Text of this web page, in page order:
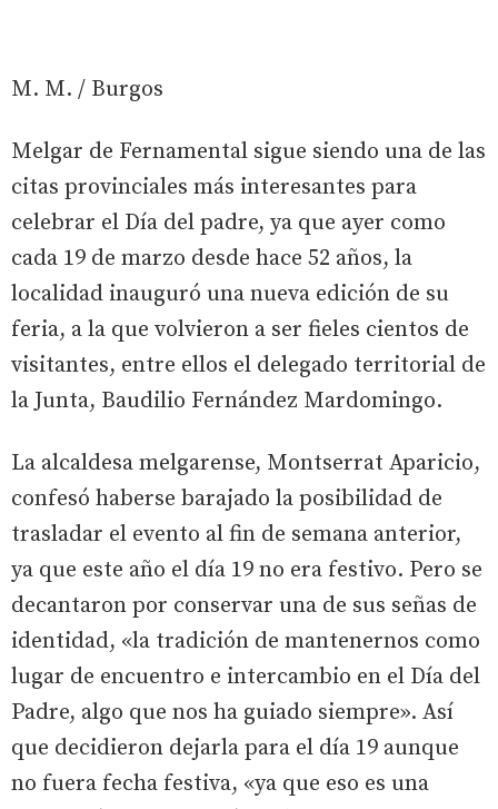
M. M. / Burgos
Melgar de Fernamental sigue siendo una de las
citas provinciales más interesantes para
celebrar el Día del padre, ya que ayer como
cada 19 de marzo desde hace 52 años, la
localidad inauguró una nueva edición de su
feria, a la que volvieron a ser fieles cientos de
visitantes, entre ellos el delegado territorial de
la Junta, Baudilio Fernández Mardomingo.
La alcaldesa melgarense, Montserrat Aparicio,
confesó haberse barajado la posibilidad de
trasladar el evento al fin de semana anterior,
ya que este año el día 19 no era festivo. Pero se
decantaron por conservar una de sus señas de
identidad, «la tradición de mantenernos como
lugar de encuentro e intercambio en el Día del
Padre, algo que nos ha guiado siempre». Así
que decidieron dejarla para el día 19 aunque
no fuera fecha festiva, «ya que eso es una